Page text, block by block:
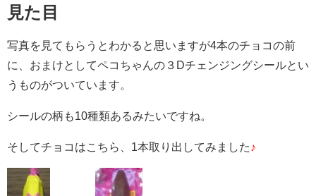
見た目
写真を見てもらうとわかると思いますが4本のチョコの前
に、おまけとしてペコちゃんの３Dチェンジングシールとい
うものがついています。
シールの柄も10種類あるみたいですね。
そしてチョコはこちら、1本取り出してみました ♪